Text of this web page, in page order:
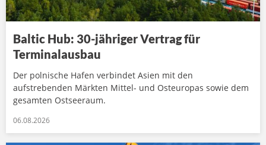
Baltic Hub: 30-jähriger Vertrag für
Terminalausbau
Der polnische Hafen verbindet Asien mit den
aufstrebenden Märkten Mittel- und Osteuropas sowie dem
gesamten Ostseeraum.
06.08.2026